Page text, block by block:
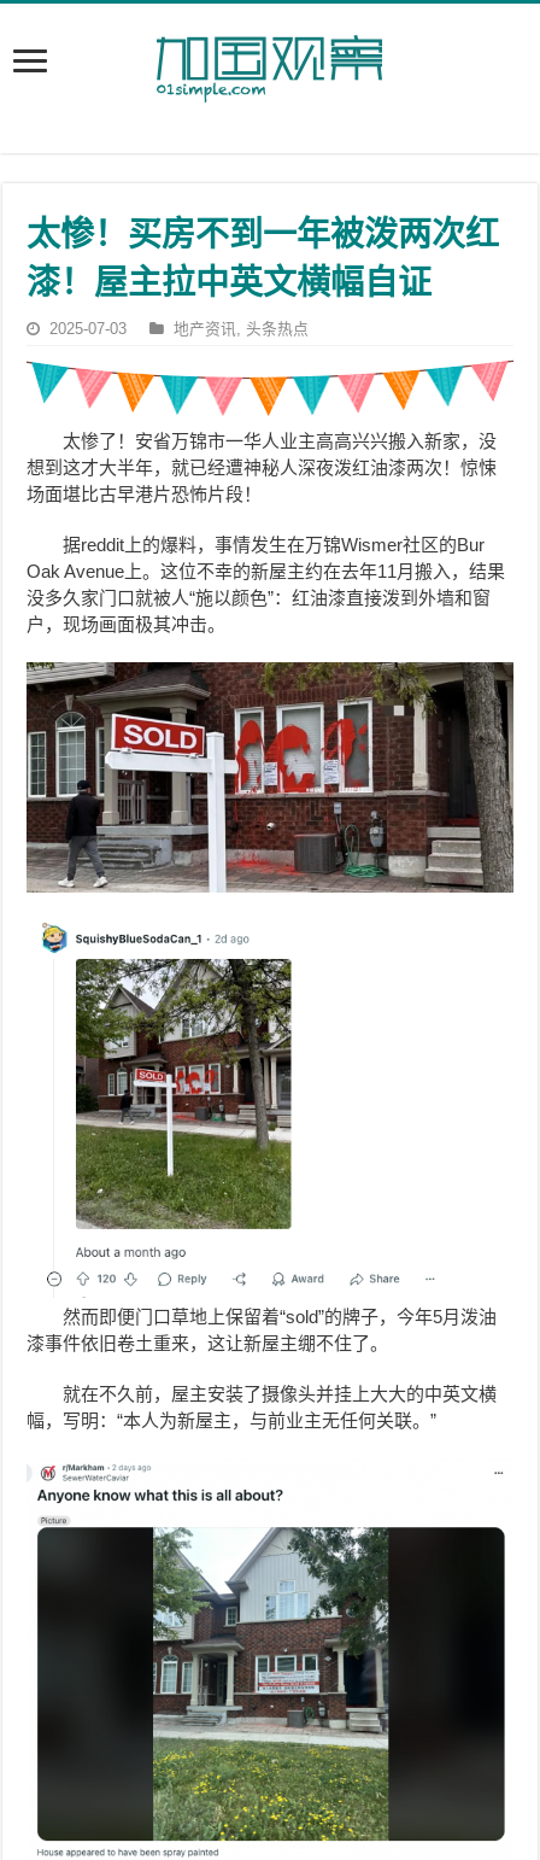
太惨！买房不到一年被泼两次红
漆！屋主拉中英文横幅自证
2025-07-03 地产资讯,头条热点
太惨了！安省万锦市一华人业主高高兴兴搬入新家，没
想到这才大半年，就已经遭神秘人深夜泼红油漆两次！惊悚
场面堪比古早港片恐怖片段！
据reddit上的爆料，事情发生在万锦Wismer社区的Bur
Oak Avenue上。这位不幸的新屋主约在去年11月搬入，结果
没多久家门口就被人“施以颜色”：红油漆直接泼到外墙和窗
户，现场画面极其冲击。
然而即便门口草地上保留着“sold”的牌子，今年5月泼油
漆事件依旧卷土重来，这让新屋主绷不住了。
就在不久前，屋主安装了摄像头并挂上大大的中英文横
幅，写明：“本人为新屋主，与前业主无任何关联。”